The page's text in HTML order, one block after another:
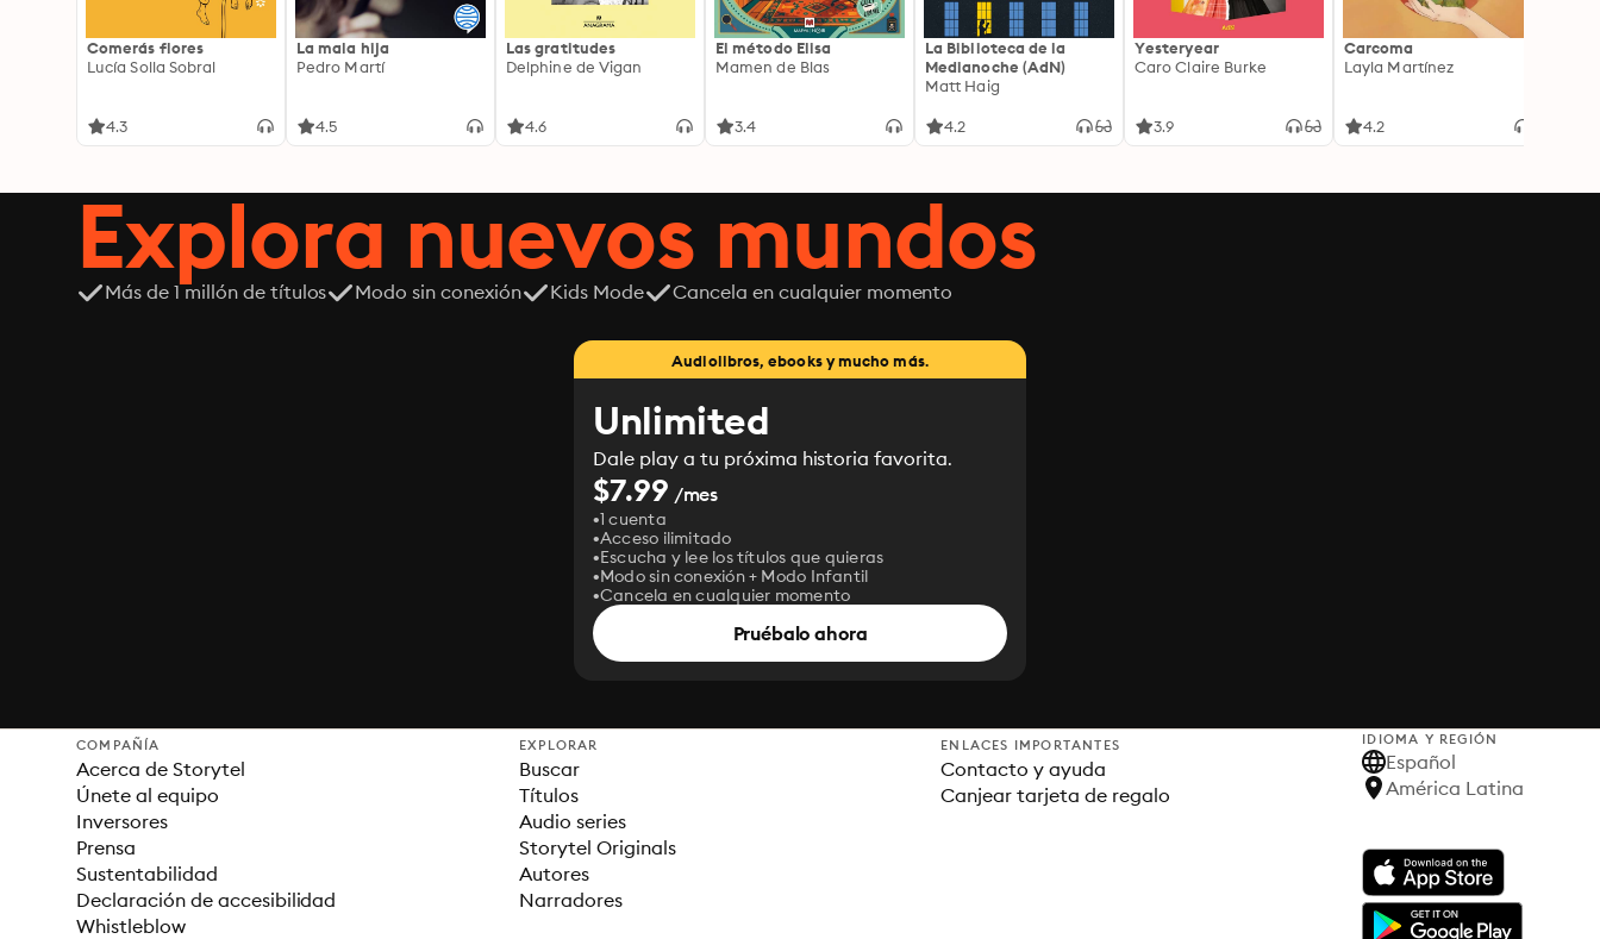
Comerás flores
Lucía Solla Sobral
4.3
La mala hija
Pedro Martí
4.5
Las gratitudes
Delphine de Vigan
4.6
El método Elisa
Mamen de Blas
3.4
La Biblioteca de la
Medianoche (AdN)
Matt Haig
4.2
Yesteryear
Caro Claire Burke
3.9
Carcoma
Layla Martínez
4.2
Explora nuevos mundos
Más de 1 millón de títulos Modo sin conexión Kids Mode Cancela en cualquier momento
Audiolibros, ebooks y mucho más.
Unlimited
Dale play a tu próxima historia favorita.
$7.99 /mes
1 cuenta
Acceso ilimitado
Escucha y lee los títulos que quieras
Modo sin conexión + Modo Infantil
Cancela en cualquier momento
Pruébalo ahora
COMPAÑÍA
Acerca de Storytel
Únete al equipo
Inversores
Prensa
Sustentabilidad
Declaración de accesibilidad
Whistleblow
EXPLORAR
Buscar
Títulos
Audio series
Storytel Originals
Autores
Narradores
ENLACES IMPORTANTES
Contacto y ayuda
Canjear tarjeta de regalo
IDIOMA Y REGIÓN
Español
América Latina